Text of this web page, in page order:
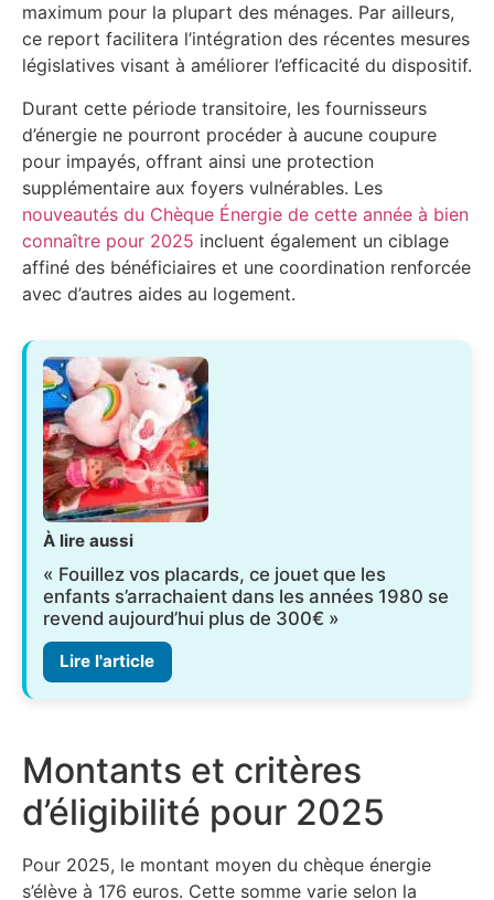
maximum pour la plupart des ménages. Par ailleurs,
ce report facilitera l’intégration des récentes mesures
législatives visant à améliorer l’efficacité du dispositif.
Durant cette période transitoire, les fournisseurs
d’énergie ne pourront procéder à aucune coupure
pour impayés, offrant ainsi une protection
supplémentaire aux foyers vulnérables. Les
nouveautés du Chèque Énergie de cette année à bien
connaître pour 2025 incluent également un ciblage
affiné des bénéficiaires et une coordination renforcée
avec d’autres aides au logement.
À lire aussi
« Fouillez vos placards, ce jouet que les
enfants s’arrachaient dans les années 1980 se
revend aujourd’hui plus de 300€ »
Lire l'article
Montants et critères
d’éligibilité pour 2025
Pour 2025, le montant moyen du chèque énergie
s’élève à 176 euros. Cette somme varie selon la